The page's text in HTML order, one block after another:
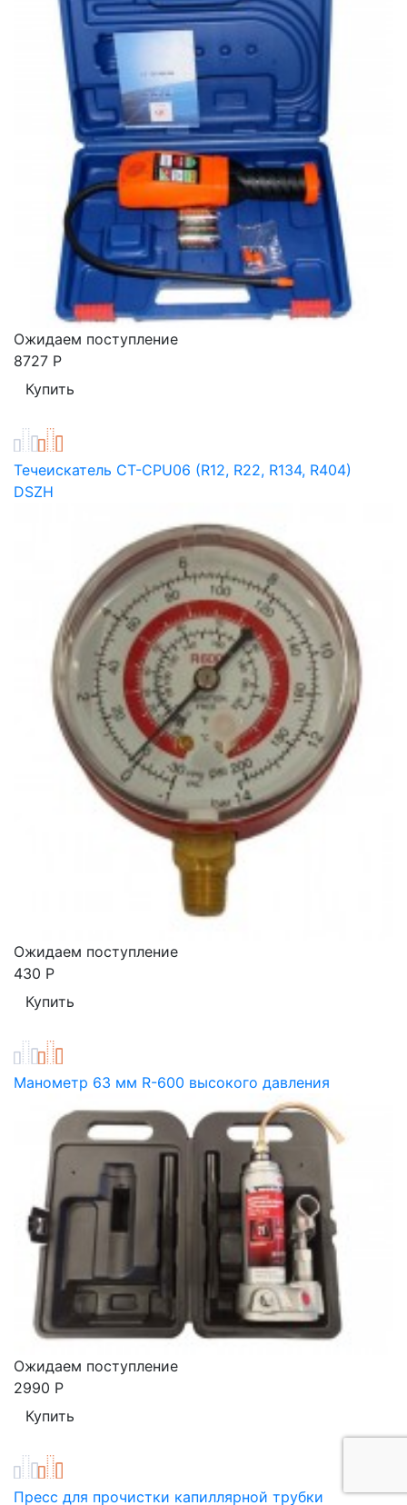
Ожидаем поступление
8727 Р
Течеискатель CT-CPU06 (R12, R22, R134, R404)
DSZH
Ожидаем поступление
430 Р
Манометр 63 мм R-600 высокого давления
Ожидаем поступление
2990 Р
Пресс для прочистки капиллярной трубки